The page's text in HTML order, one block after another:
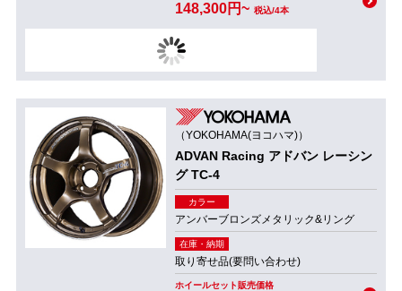
148,300円~ 税込/4本
（YOKOHAMA(ヨコハマ)）
ADVAN Racing アドバン レーシン
グ TC-4
カラー
アンバーブロンズメタリック&リング
在庫・納期
取り寄せ品(要問い合わせ)
ホイールセット販売価格